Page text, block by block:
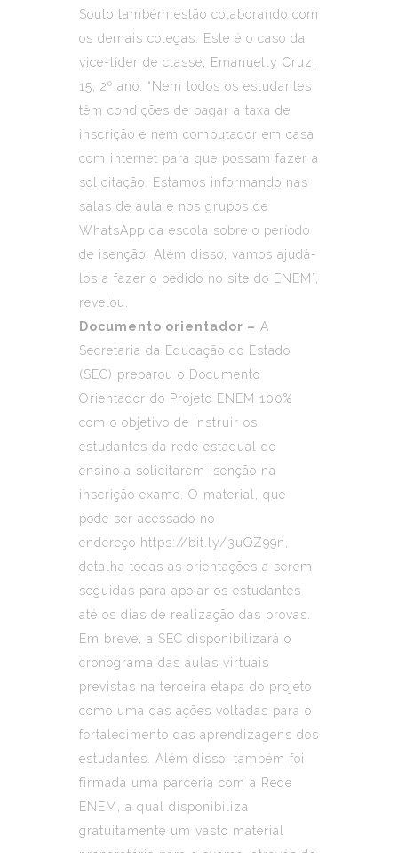
Souto também estão colaborando com
os demais colegas. Este é o caso da
vice-líder de classe, Emanuelly Cruz,
15, 2º ano. “Nem todos os estudantes
têm condições de pagar a taxa de
inscrição e nem computador em casa
com internet para que possam fazer a
solicitação. Estamos informando nas
salas de aula e nos grupos de
WhatsApp da escola sobre o período
de isenção. Além disso, vamos ajudá-
los a fazer o pedido no site do ENEM”,
revelou.
Documento orientador – A
Secretaria da Educação do Estado
(SEC) preparou o Documento
Orientador do Projeto ENEM 100%
com o objetivo de instruir os
estudantes da rede estadual de
ensino a solicitarem isenção na
inscrição exame. O material, que
pode ser acessado no
endereço https://bit.ly/3uQZ99n
detalha todas as orientações a serem
seguidas para apoiar os estudantes
até os dias de realização das provas.
Em breve, a SEC disponibilizará o
cronograma das aulas virtuais
previstas na terceira etapa do projeto
como uma das ações voltadas para o
fortalecimento das aprendizagens dos
estudantes. Além disso, também foi
firmada uma parceria com a Rede
ENEM, a qual disponibiliza
gratuitamente um vasto material